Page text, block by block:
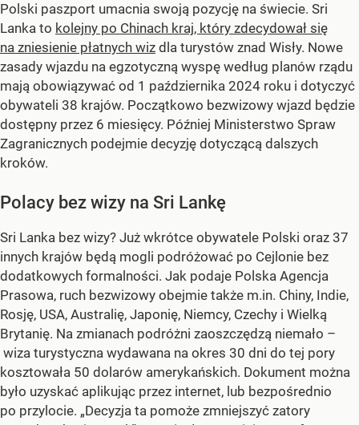
Polski paszport umacnia swoją pozycję na świecie. Sri
Lanka to kolejny po Chinach kraj, który zdecydował się
na zniesienie płatnych wiz dla turystów znad Wisły. Nowe
zasady wjazdu na egzotyczną wyspę według planów rządu
mają obowiązywać od 1 października 2024 roku i dotyczyć
obywateli 38 krajów. Początkowo bezwizowy wjazd będzie
dostępny przez 6 miesięcy. Później Ministerstwo Spraw
Zagranicznych podejmie decyzję dotyczącą dalszych
kroków.
Polacy bez wizy na Sri Lankę
Sri Lanka bez wizy? Już wkrótce obywatele Polski oraz 37
innych krajów będą mogli podróżować po Cejlonie bez
dodatkowych formalności. Jak podaje Polska Agencja
Prasowa, ruch bezwizowy obejmie także m.in. Chiny, Indie,
Rosję, USA, Australię, Japonię, Niemcy, Czechy i Wielką
Brytanię. Na zmianach podróżni zaoszczędzą niemało –
wiza turystyczna wydawana na okres 30 dni do tej pory
kosztowała 50 dolarów amerykańskich. Dokument można
było uzyskać aplikując przez internet, lub bezpośrednio
po przylocie. „Decyzja ta pomoże zmniejszyć zatory